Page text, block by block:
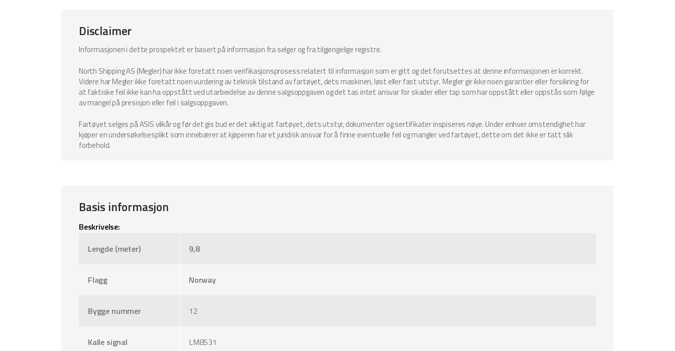
Disclaimer
Informasjonen i dette prospektet er basert på informasjon fra selger og fra tilgjengelige registre.
North Shipping AS (Megler) har ikke foretatt noen verifikasjonsprosess relatert til informasjon som er gitt og det forutsettes at denne informasjonen er korrekt.
Videre har Megler ikke foretatt noen vurdering av teknisk tilstand av fartøyet, dets maskineri, løst eller fast utstyr. Megler gir ikke noen garantier eller forsikring for
at faktiske feil ikke kan ha oppstått ved utarbeidelse av denne salgsoppgaven og det tas intet ansvar for skader eller tap som har oppstått eller oppstås som følge
av mangel på presisjon eller feil i salgsoppgaven.
Fartøyet selges på ASIS vilkår og før det gis bud er det viktig at fartøyet, dets utstyr, dokumenter og sertifikater inspiseres nøye. Under enhver omstendighet har
kjøper en undersøkelsesplikt som innebærer at kjøperen har et juridisk ansvar for å finne eventuelle feil og mangler ved fartøyet, dette om det ikke er tatt slik
forbehold.
Basis informasjon
Beskrivelse:
Lengde (meter)
9,8
Flagg Norway
Bygge nummer 12
Kalle signal LM8531